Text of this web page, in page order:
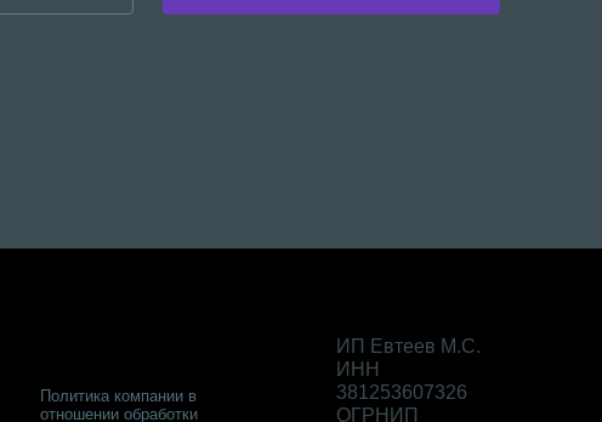
Политика компании в
отношении обработки
ИП Евтеев М.С.
ИНН
381253607326
ОГРНИП